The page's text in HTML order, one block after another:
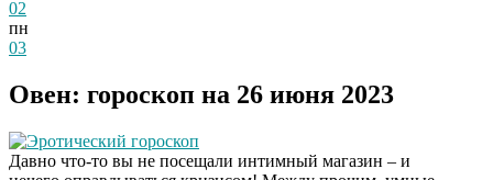
02
пн
03
Овен: гороскоп на 26 июня 2023
Эротический гороскоп
Давно что-то вы не посещали интимный магазин – и